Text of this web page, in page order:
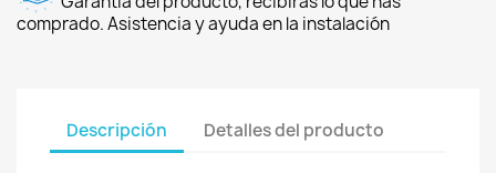
comprado. Asistencia y ayuda en la instalación
Descripción Detalles del producto